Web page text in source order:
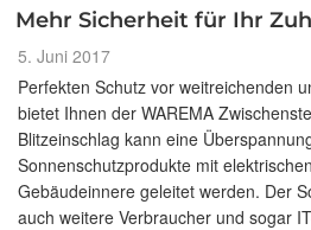
Mehr Sicherheit für Ihr
Veröffentlicht
am
5. Juni 2017
Perfekten Schutz vor weitreichenden
bietet Ihnen der WAREMA
Blitzeinschlag kann eine
Sonnenschutzprodukte mit
Gebäudeinnere geleitet werden. Der
auch weitere Verbraucher und sogar